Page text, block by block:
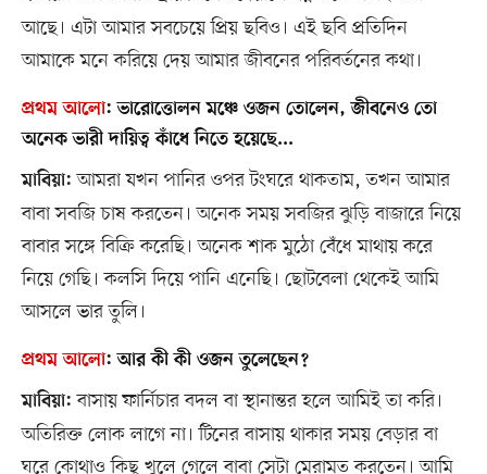
আছে। এটা আমার সবচেয়ে প্রিয় ছবিও। এই ছবি প্রতিদিন
আমাকে মনে করিয়ে দেয় আমার জীবনের পরিবর্তনের কথা।
প্রথম আলো:ভারোত্তোলন মঞ্চে ওজন তোলেন, জীবনেও তো
অনেক ভারী দায়িত্ব কাঁধে নিতে হয়েছে...
মাবিয়া: আমরা যখন পানির ওপর টংঘরে থাকতাম, তখন আমার
বাবা সবজি চাষ করতেন। অনেক সময় সবজির ঝুড়ি বাজারে নিয়ে
বাবার সঙ্গে বিক্রি করেছি। অনেক শাক মুঠো বেঁধে মাথায় করে
নিয়ে গেছি। কলসি দিয়ে পানি এনেছি। ছোটবেলা থেকেই আমি
আসলে ভার তুলি।
প্রথম আলো:আর কী কী ওজন তুলেছেন?
মাবিয়া: বাসায় ফার্নিচার বদল বা স্থানান্তর হলে আমিই তা করি।
অতিরিক্ত লোক লাগে না। টিনের বাসায় থাকার সময় বেড়ার বা
ঘরে কোথাও কিছু খুলে গেলে বাবা সেটা মেরামত করতেন। আমি